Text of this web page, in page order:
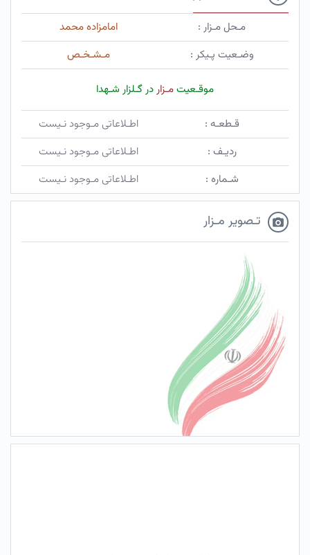
مـحل مـزار :
امامزاده محمد
وضـعیت پـیکر :
مـشـخـص
موقـعیتمـزاردر گـلزار شـهدا
قـطعـه :
اطـلاعاتی مـوجود نـیست
ردیـف :
اطـلاعاتی مـوجود نـیست
شـماره :
اطـلاعاتی مـوجود نـیست
تـصویر مـزار